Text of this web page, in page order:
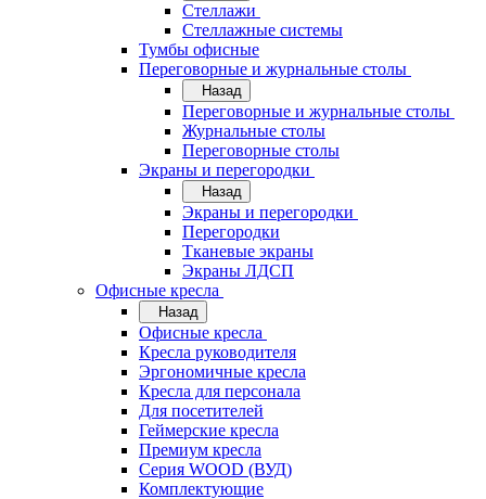
Стеллажи
Стеллажные системы
Тумбы офисные
Переговорные и журнальные столы
Назад
Переговорные и журнальные столы
Журнальные столы
Переговорные столы
Экраны и перегородки
Назад
Экраны и перегородки
Перегородки
Тканевые экраны
Экраны ЛДСП
Офисные кресла
Назад
Офисные кресла
Кресла руководителя
Эргономичные кресла
Кресла для персонала
Для посетителей
Геймерские кресла
Премиум кресла
Серия WOOD (ВУД)
Комплектующие